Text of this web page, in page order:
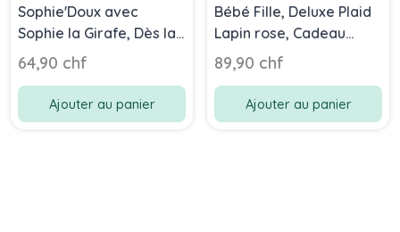
Sophie'Doux avec
Sophie la Girafe, Dès la
naissance, 91 x 73 cm
64,90 chf
Ajouter au panier
Bébé Fille, Deluxe Plaid
Lapin rose, Cadeau
Naissance, Moulin Roty
90 x 69 cm
89,90 chf
Ajouter au panier